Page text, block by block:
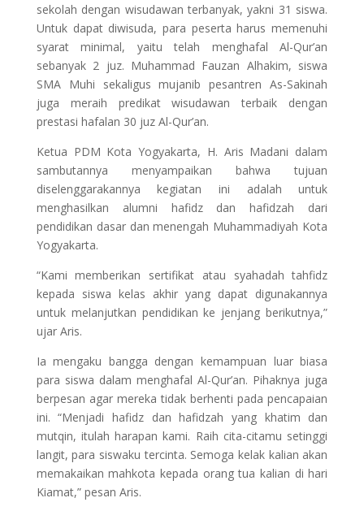
sekolah dengan wisudawan terbanyak, yakni 31 siswa.
Untuk dapat diwisuda, para peserta harus memenuhi
syarat minimal, yaitu telah menghafal Al-Qur’an
sebanyak 2 juz. Muhammad Fauzan Alhakim, siswa
SMA Muhi sekaligus mujanib pesantren As-Sakinah
juga meraih predikat wisudawan terbaik dengan
prestasi hafalan 30 juz Al-Qur’an.
Ketua PDM Kota Yogyakarta, H. Aris Madani dalam
sambutannya menyampaikan bahwa tujuan
diselenggarakannya kegiatan ini adalah untuk
menghasilkan alumni hafidz dan hafidzah dari
pendidikan dasar dan menengah Muhammadiyah Kota
Yogyakarta.
“Kami memberikan sertifikat atau syahadah tahfidz
kepada siswa kelas akhir yang dapat digunakannya
untuk melanjutkan pendidikan ke jenjang berikutnya,”
ujar Aris.
Ia mengaku bangga dengan kemampuan luar biasa
para siswa dalam menghafal Al-Qur’an. Pihaknya juga
berpesan agar mereka tidak berhenti pada pencapaian
ini. “Menjadi hafidz dan hafidzah yang khatim dan
mutqin, itulah harapan kami. Raih cita-citamu setinggi
langit, para siswaku tercinta. Semoga kelak kalian akan
memakaikan mahkota kepada orang tua kalian di hari
Kiamat,” pesan Aris.